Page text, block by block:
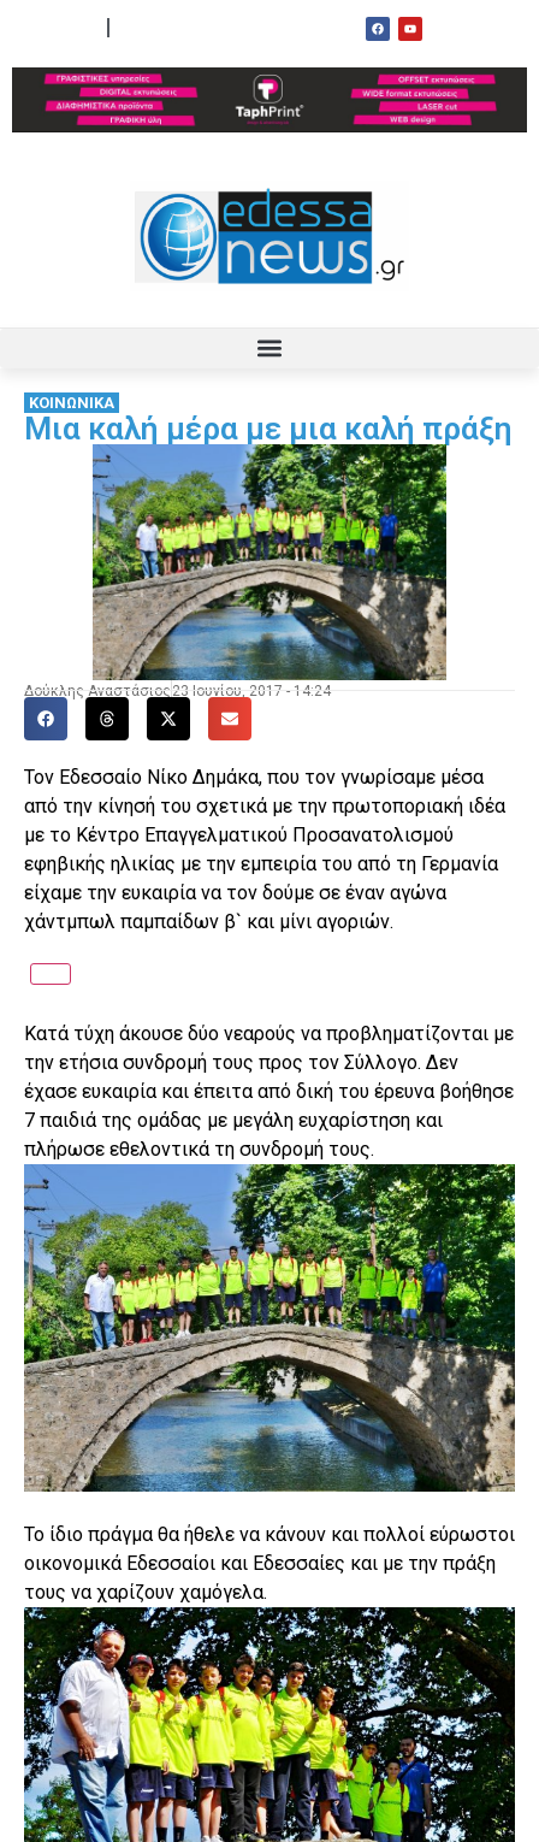
ΚΟΙΝΩΝΙΚΑ
Μια καλή μέρα με μια καλή πράξη
Δούκλης Αναστάσιος 23 Ιουνίου, 2017 - 14:24
Τον Εδεσσαίο Νίκο Δημάκα, που τον γνωρίσαμε μέσα
από την κίνησή του σχετικά με την πρωτοποριακή ιδέα
με το Κέντρο Επαγγελματικού Προσανατολισμού
εφηβικής ηλικίας με την εμπειρία του από τη Γερμανία
είχαμε την ευκαιρία να τον δούμε σε έναν αγώνα
χάντμπωλ παμπαίδων β` και μίνι αγοριών.
Κατά τύχη άκουσε δύο νεαρούς να προβληματίζονται με
την ετήσια συνδρομή τους προς τον Σύλλογο. Δεν
έχασε ευκαιρία και έπειτα από δική του έρευνα βοήθησε
7 παιδιά της ομάδας με μεγάλη ευχαρίστηση και
πλήρωσε εθελοντικά τη συνδρομή τους.
Το ίδιο πράγμα θα ήθελε να κάνουν και πολλοί εύρωστοι
οικονομικά Εδεσσαίοι και Εδεσσαίες και με την πράξη
τους να χαρίζουν χαμόγελα.